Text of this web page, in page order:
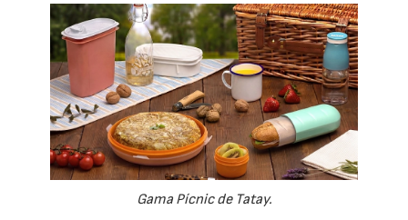
Gama Pícnic de Tatay.